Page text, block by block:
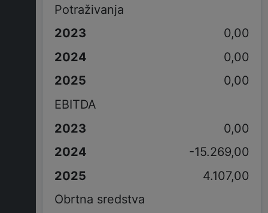
Potraživanja
0,00
0,00
0,00
EBITDA
0,00
-15.269,00
4.107,00
Obrtna sredstva